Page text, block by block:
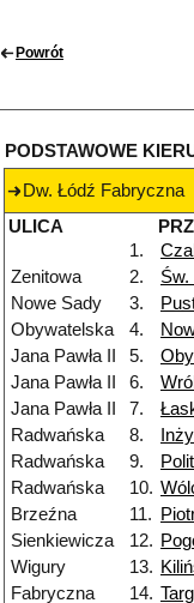
Powrót
PODSTAWOWE
Dw. Łódź Fabryczna
ULICA
1.
Zenitowa
2.
Nowe Sady
3.
Obywatelska
4.
Jana Pawła II
5.
Jana Pawła II
6.
Jana Pawła II
7.
Radwańska
8.
Radwańska
9.
Radwańska
10.
Brzeźna
11.
Sienkiewicza
12.
Wigury
13.
Fabryczna
14.